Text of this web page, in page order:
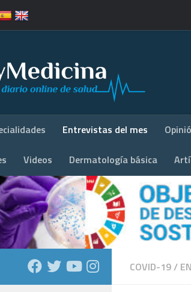
Entrevistas del mes
Videos Dermatología básica
COVID-19/